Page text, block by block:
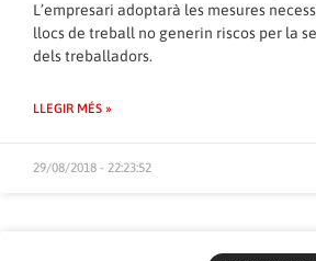
L’empresari adoptarà les mesures
llocs de treball no generin riscos per la
dels treballadors.
LLEGIR MÉS »
29/08/2018 - 22:23:52